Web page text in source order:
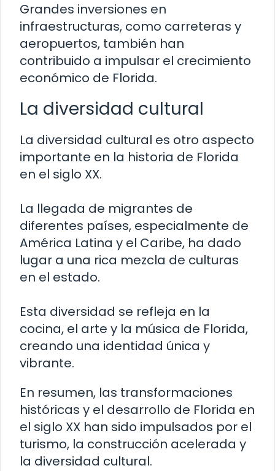
Grandes inversiones en
infraestructuras, como carreteras y
aeropuertos, también han
contribuido a impulsar el crecimiento
económico de Florida.
La diversidad cultural
La diversidad cultural es otro aspecto
importante en la historia de Florida
en el siglo XX.
La llegada de migrantes de
diferentes países, especialmente de
América Latina y el Caribe, ha dado
lugar a una rica mezcla de culturas
en el estado.
Esta diversidad se refleja en la
cocina, el arte y la música de Florida,
creando una identidad única y
vibrante.
En resumen, las transformaciones
históricas y el desarrollo de Florida en
el siglo XX han sido impulsados por el
turismo, la construcción acelerada y
la diversidad cultural.